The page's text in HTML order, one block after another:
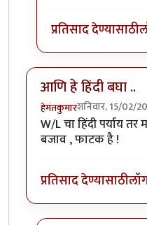
प्रतिसाद देण्यासाठी
आणि हे हिंदी बघा ..
हेमंतकुमारशनिवार, 15/02/
W/L चा हिंदी पर्याय
बजाव , फाटक है !
प्रतिसाद देण्यासाठी